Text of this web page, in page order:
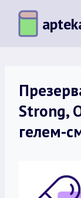
Перейти
содержимому
Strong,
гелем-